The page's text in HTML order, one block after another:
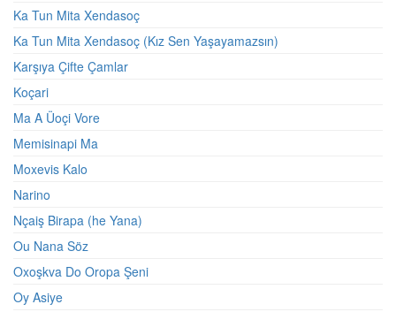
Ka Tun Mita Xendasoç
Ka Tun Mita Xendasoç (Kız Sen Yaşayamazsın)
Karşıya Çifte Çamlar
Koçari
Ma A Üoçi Vore
Memisinapi Ma
Moxevis Kalo
Narino
Nçaiş Birapa (he Yana)
Ou Nana Söz
Oxoşkva Do Oropa Şeni
Oy Asiye